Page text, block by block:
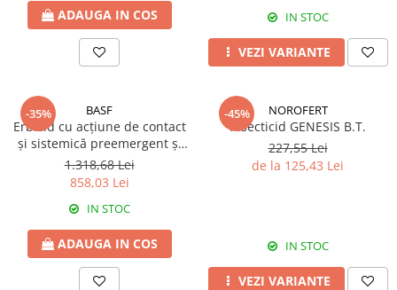
Insecticide
Fertilizanți foliari
Dezinfectant sol
Erbicide
BOB
BROCCOLI
Fungicide
Insecticide
Fertilizanți foliari
Fertilizanți foliari
Insecticide
Acaricide
Fertilizanți foliari
Fungicide
Insecticide
Biostimulatori
Fertilizanți foliari
ADAUGA IN COS IN STOC
VEZI VARIANTE
-35% BASF
Erbicid cu acțiune de contact
și sistemică preemergent și
postemergent EFFIGO S
1.318,68 Lei
858,03 Lei
IN STOC
ADAUGA IN COS
-45% NOROFERT
Insecticid GENESIS B.T.
227,55 Lei
de la 125,43 Lei
IN STOC
VEZI VARIANTE